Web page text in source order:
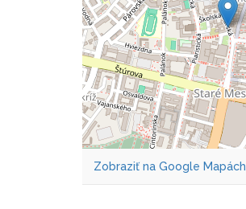
Zobraziť na Google Mapách